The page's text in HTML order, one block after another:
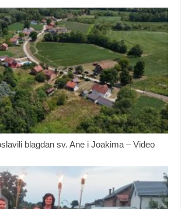
blagdan sv. Ane i Joakima – Video